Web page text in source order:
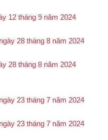
12 tháng 9 năm 2024
28 tháng 8 năm 2024
28 tháng 8 năm 2024
23 tháng 7 năm 2024
23 tháng 7 năm 2024